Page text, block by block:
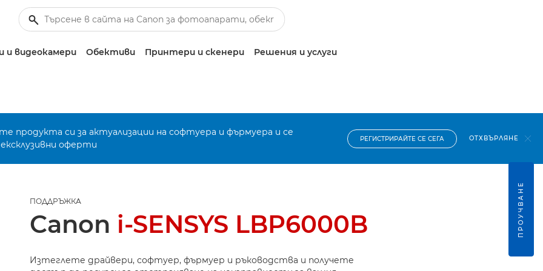
видеокамери Обективи Принтери и скенери Решения и услуги
продукта си за актуализации на софтуера и фърмуера и се
оферти
РЕГИСТРИРАЙТЕ СЕ СЕГА ОТХВЪРЛЯНЕ
ПОДДРЪЖКА
Canon i-SENSYS LBP6000B
Изтеглете драйвери, софтуер, фърмуер и ръководства и получете
ПРОУЧВАНЕ